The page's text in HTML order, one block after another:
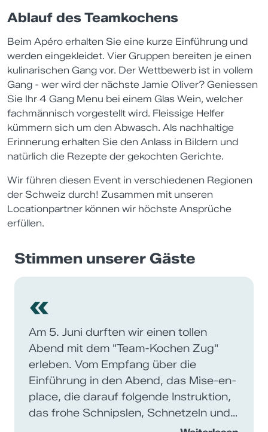
Ablauf des Teamkochens
Beim Apéro erhalten Sie eine kurze Einführung und
werden eingekleidet. Vier Gruppen bereiten je einen
kulinarischen Gang vor. Der Wettbewerb ist in vollem
Gang - wer wird der nächste Jamie Oliver? Geniessen
Sie Ihr 4 Gang Menu bei einem Glas Wein, welcher
fachmännisch vorgestellt wird. Fleissige Helfer
kümmern sich um den Abwasch. Als nachhaltige
Erinnerung erhalten Sie den Anlass in Bildern und
natürlich die Rezepte der gekochten Gerichte.
Wir führen diesen Event in verschiedenen Regionen
der Schweiz durch! Zusammen mit unseren
Locationpartner können wir höchste Ansprüche
erfüllen.
Stimmen unserer Gäste
«
Am 5. Juni durften wir einen tollen
Abend mit dem "Team-Kochen Zug"
erleben. Vom Empfang über die
Einführung in den Abend, das Mise-en-
place, die darauf folgende Instruktion,
das frohe Schnipslen, Schnetzeln und
Rüsten danach, den steten "Nachfüll-